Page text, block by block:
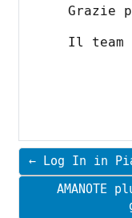
Grazie
Il team
← Log In in